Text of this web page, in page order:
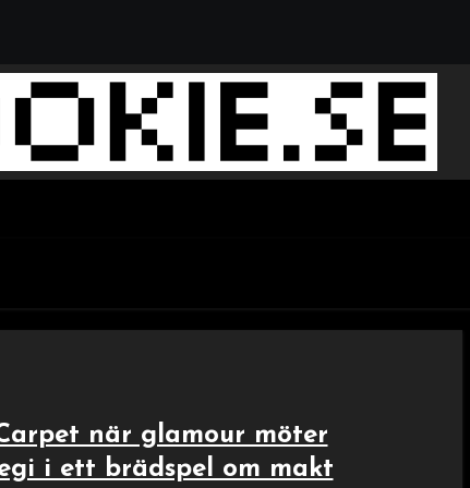
när glamour möter
i ett brädspel om makt